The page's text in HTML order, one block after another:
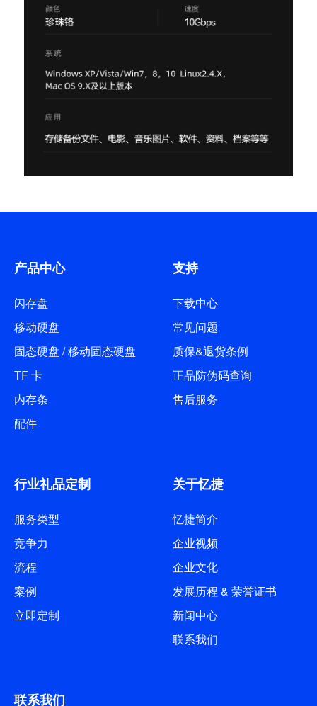
产品中心
闪存盘
移动硬盘
固态硬盘 / 移动固态硬盘
TF 卡
内存条
配件
支持
下载中心
常见问题
质保&退货条例
正品防伪码查询
售后服务
行业礼品定制
服务类型
竞争力
流程
案例
立即定制
关于忆捷
忆捷简介
企业视频
企业文化
发展历程 & 荣誉证书
新闻中心
联系我们
联系我们